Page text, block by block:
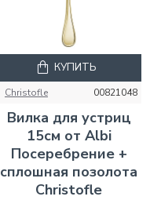
Christofle 00821048
Вилка для устриц
15см от Albi
Посеребрение +
сплошная позолота
Christofle
КУПИТЬ